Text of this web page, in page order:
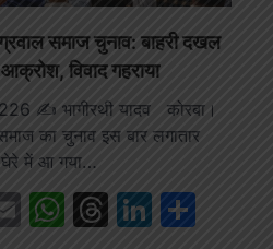
समाज चुनाव: बाहरी दखल
विवाद गहराया
✍️ भागीरथी यादव कोरबा।
का चुनाव इस बार लगातार
घेरे में आ गया…
EmailWhatsApp
Threads
LinkedIn